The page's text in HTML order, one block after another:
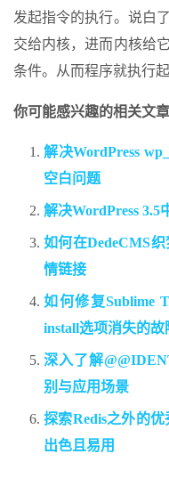
发起指令的执行。说白
交给内核，进而内核给
条件。从而程序就执行起
你可能感兴趣的相关文章
解决WordPress
空白问题
解决WordPress
如何在DedeCMS
情链接
如何修复Sublime
install选项消失的故
深入了解
别与应用场景
探索Redis之外的
出色且易用